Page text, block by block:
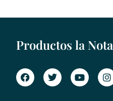
Productos la Nota